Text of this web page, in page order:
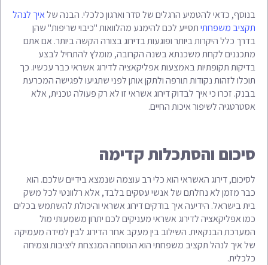
בנוסף, כדאי להטמיע הרגלים של סדר וארגון כלכלי. הבנה שלאיך לנהל
תקציב משפחתיתסייע לכם להימנע מהלוואות "כיבוי שריפות" שהן
בדרך כלל היקרות ביותר ופוגעות בדירוג בצורה הקשה ביותר. אם אתם
מתכננים לקחת משכנתא בשנה הקרובה, מומלץ להתחיל לבצע
בדיקות תקופתיות באמצעות אפליקאציה לדירוג אשראי כבר עכשיו. כך
תוכלו לזהות נקודות תורפה ולתקן אותן לפני שתגיעו לפגישה המכרעת
בבנק. זכרו כי איך לבדוק דירוג אשראי זו לא רק פעולה טכנית, אלא
אסטרטגיה לשיפור איכות החיים.
סיכום והסתכלות קדימה
לסיכום, דירוג האשראי הוא כלי רב עוצמה שנמצא בידיים שלכם. הוא
כבר מזמן לא נחלתם של אנשי עסקים בלבד, אלא רלוונטי לכל משק
בית בישראל. הידיעה איך בודקים דירוג אשראי והיכולת להשתמש בכלים
כמו אפליקאציה לדירוג אשראי מעניקים לכם יתרון משמעותי מול
המערכת הבנקאית. השילוב בין מעקב אחר הדירוג לבין למידה מעמיקה
של איך לנהל תקציב משפחתי הוא הנוסחה המנצחת ליציבות וצמיחה
כלכלית.